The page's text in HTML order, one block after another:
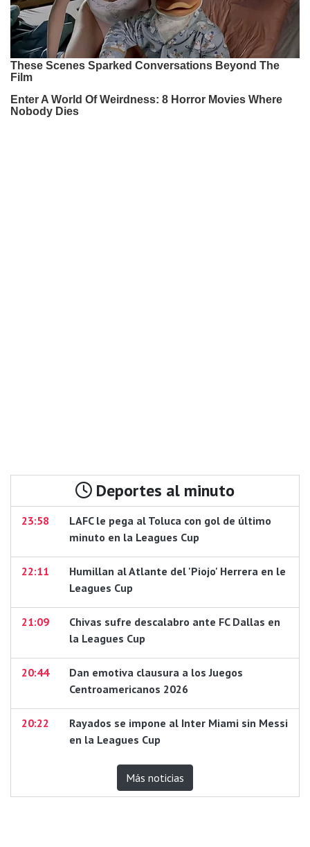
Deportes al minuto
23:58
LAFC le pega al Toluca con gol de último
minuto en la Leagues Cup
22:11
Humillan al Atlante del 'Piojo' Herrera en le
Leagues Cup
21:09
Chivas sufre descalabro ante FC Dallas en
la Leagues Cup
20:44
Dan emotiva clausura a los Juegos
Centroamericanos 2026
20:22
Rayados se impone al Inter Miami sin Messi
en la Leagues Cup
Más noticias